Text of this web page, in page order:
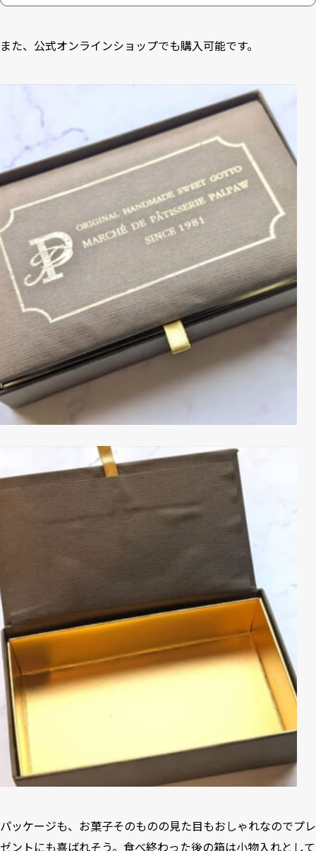
また、 公式オンラインショップでも購入可能です。
パッケージも、お菓子そのものの見た目もおしゃれなのでプレ
ゼントにも喜ばれそう。食べ終わった後の箱は小物入れとして